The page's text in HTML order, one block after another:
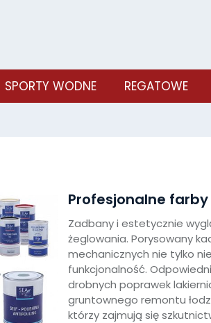
SPORTY WODNE REGATOWE
Profesjonalne
Zadbany i estetycznie
żeglowania. Porysowany
mechanicznych nie tylko
funkcjonalność.
drobnych poprawek
gruntownego remontu
którzy zajmują się